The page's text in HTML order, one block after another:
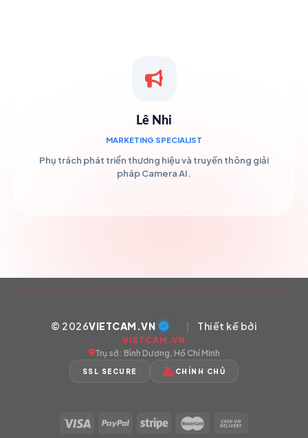
Lê Nhi
MARKETING SPECIALIST
Phụ trách phát triển thương hiệu và truyền thông giải
pháp Camera AI.
© 2026VIETCAM.VN | Thiết kế bởi
VIETCAM.VN
Trụ sở: Bình Dương, Hồ Chí Minh
SSL SECURE CHÍNH CHỦ